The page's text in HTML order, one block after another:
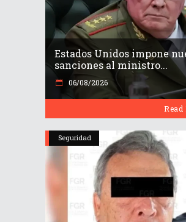
Estados Unidos impone
sanciones al ministro...
06/08/2026
Read
Seguridad